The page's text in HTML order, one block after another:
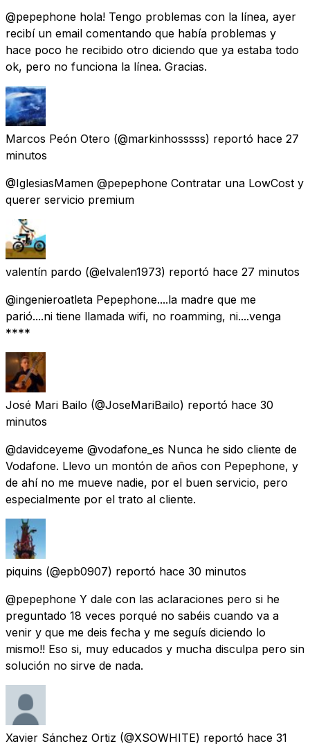
@pepephone hola! Tengo problemas con la línea, ayer
recibí un email comentando que había problemas y
hace poco he recibido otro diciendo que ya estaba todo
ok, pero no funciona la línea. Gracias.
Marcos Peón Otero (@markinhosssss) reportó hace 27
minutos
@IglesiasMamen @pepephone Contratar una LowCost y
querer servicio premium
valentín pardo (@elvalen1973) reportó hace 27 minutos
@ingenieroatleta Pepephone....la madre que me
parió....ni tiene llamada wifi, no roamming, ni....venga
****
José Mari Bailo (@JoseMariBailo) reportó hace 30
minutos
@davidceyeme @vodafone_es Nunca he sido cliente de
Vodafone. Llevo un montón de años con Pepephone, y
de ahí no me mueve nadie, por el buen servicio, pero
especialmente por el trato al cliente.
piquins (@epb0907) reportó hace 30 minutos
@pepephone Y dale con las aclaraciones pero si he
preguntado 18 veces porqué no sabéis cuando va a
venir y que me deis fecha y me seguís diciendo lo
mismo!! Eso si, muy educados y mucha disculpa pero sin
solución no sirve de nada.
Xavier Sánchez Ortiz (@XSOWHITE) reportó hace 31